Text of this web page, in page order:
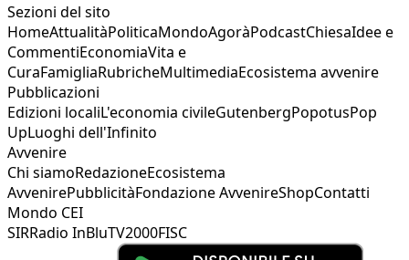
Sezioni del sito
HomeAttualitàPoliticaMondoAgoràPodcastChiesaIdee e
CommentiEconomiaVita e
CuraFamigliaRubricheMultimediaEcosistema avvenire
Pubblicazioni
Edizioni localiL'economia civileGutenbergPopotusPop
UpLuoghi dell'Infinito
Avvenire
Chi siamoRedazioneEcosistema
AvvenirePubblicitàFondazione AvvenireShopContatti
Mondo CEI
SIRRadio InBluTV2000FISC